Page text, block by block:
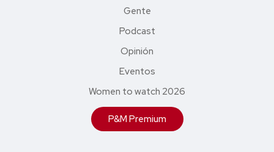
Gente
Podcast
Opinión
Eventos
Women to watch 2026
P&M Premium